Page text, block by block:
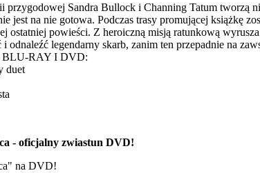
przygodowej Sandra Bullock i Channing Tatum
jest na nie gotowa. Podczas trasy promującej książkę
ostatniej powieści. Z heroiczną misją ratunkową
odnaleźć legendarny skarb, zanim ten przepadnie na
BLU-RAY I DVD:
duet
- oficjalny zwiastun DVD!
na DVD!